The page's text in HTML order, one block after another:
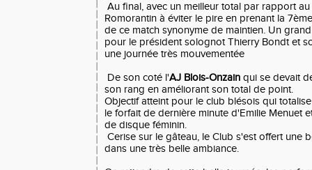
Au final, avec un meilleur total par rapport
Romorantin à éviter le pire en prenant la
de ce match synonyme de maintien. Un
pour le président solognot Thierry Bondt et
une journée très mouvementée
De son coté l'AJ Blois-Onzain qui se devait
son rang en améliorant son total de point.
Objectif atteint pour le club blésois qui
le forfait de dernière minute d'Emilie Menuet
de disque féminin.
Cerise sur le gâteau, le Club s'est offert une
dans une très belle ambiance.